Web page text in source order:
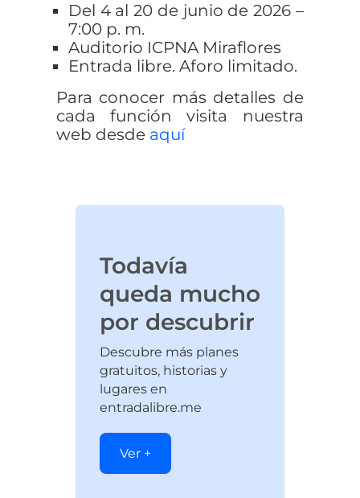
Del 4 al 20 de junio de 2026 –
7:00 p. m.
Auditorio ICPNA Miraflores
Entrada libre. Aforo limitado.
Para conocer más detalles de
cada función visita nuestra
web desde aquí
Todavía
queda mucho
por descubrir
Descubre más planes
gratuitos, historias y
lugares en
entradalibre.me
Ver +